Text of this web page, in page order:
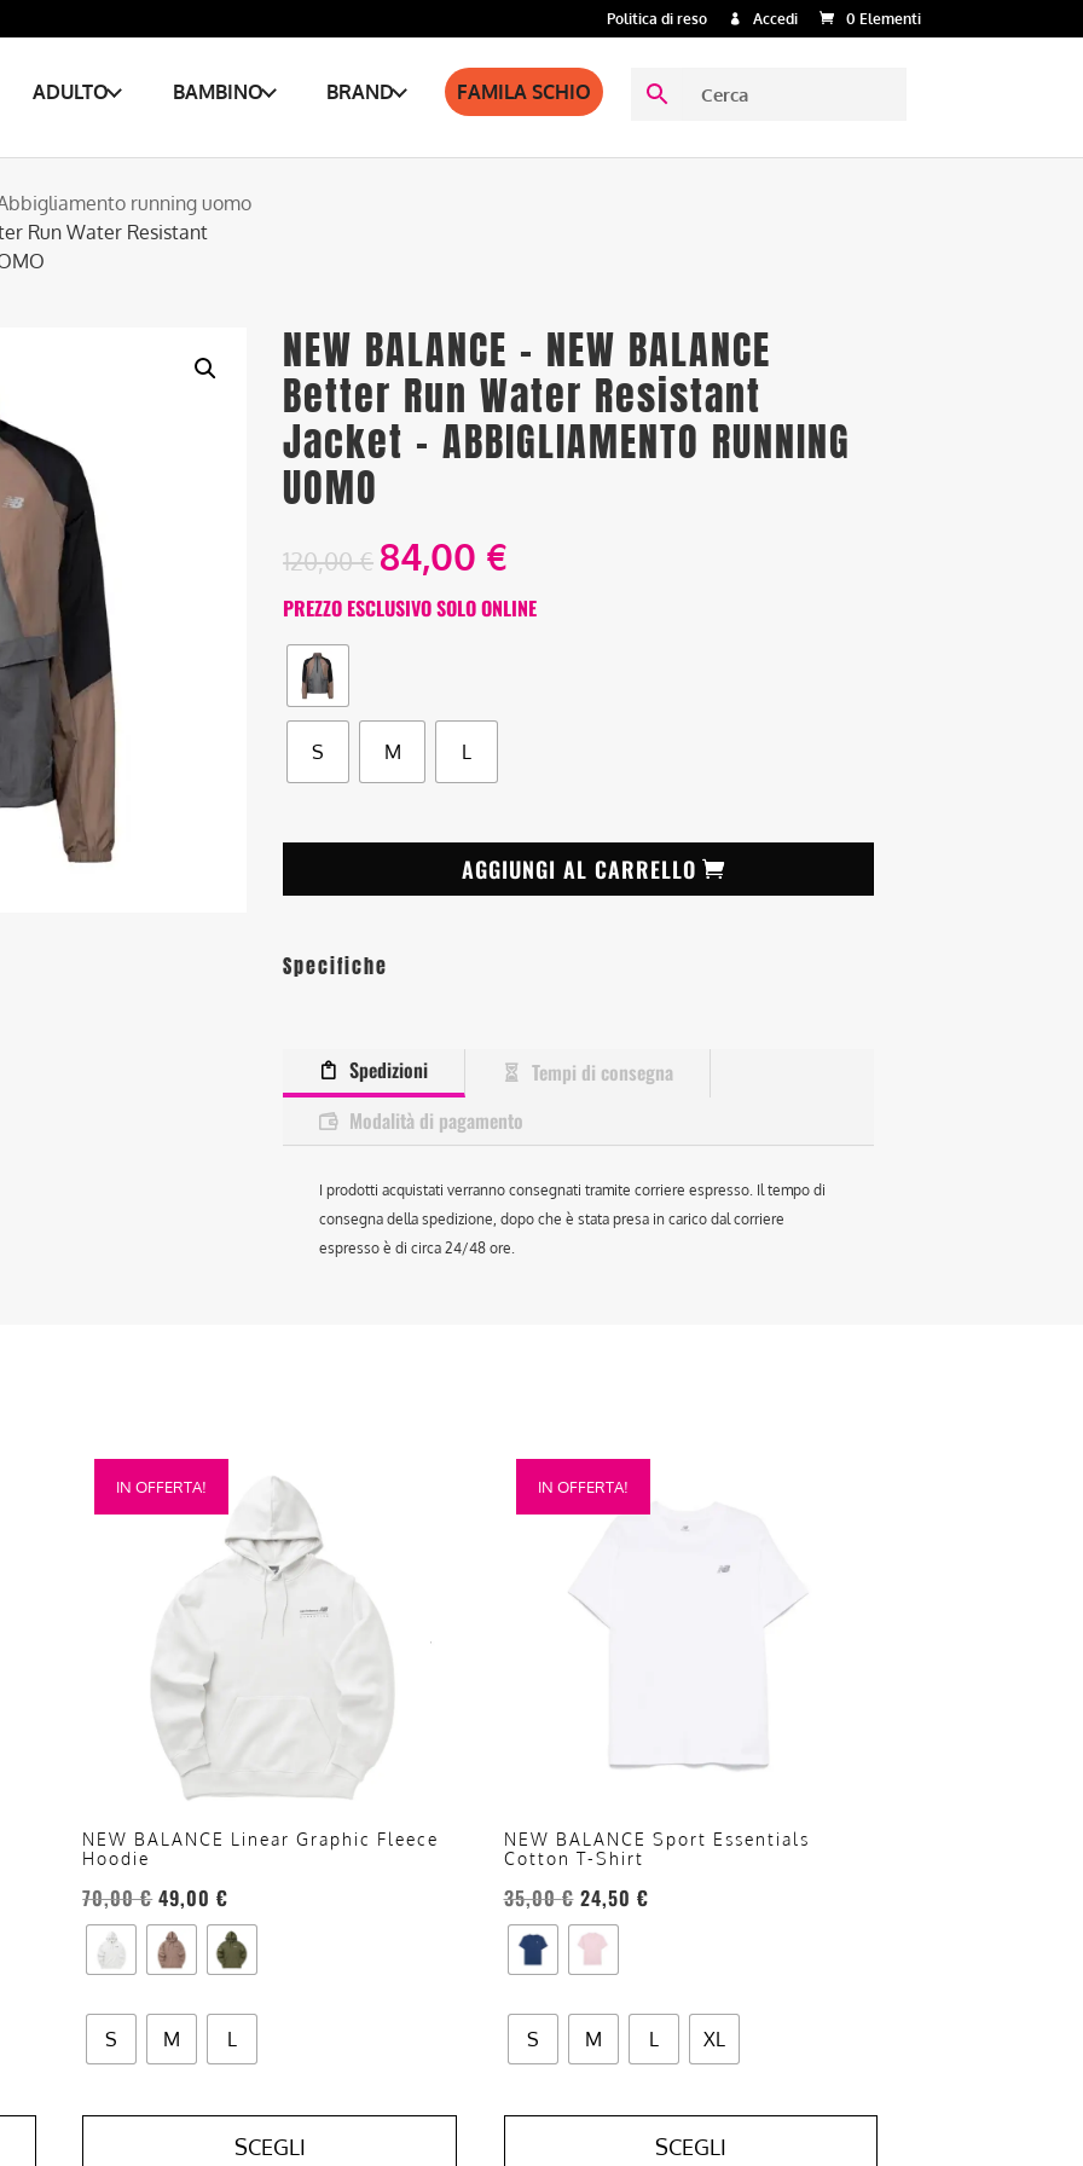
Politica di reso Accedi 0 Elementi
ADULTO BAMBINO BRAND FAMILA SCHIO
running uomo
Run Water Resistant
NEW BALANCE – NEW BALANCE
Better Run Water Resistant
Jacket – ABBIGLIAMENTO RUNNING
UOMO
120,00€ 84,00 €
PREZZO ESCLUSIVO SOLO ONLINE
S M L
AGGIUNGI AL CARRELLO
Specifiche
Spedizioni
Tempi di consegna
Modalità di pagamento
I prodotti acquistati verranno consegnati tramite corriere espresso. Il tempo di
consegna della spedizione, dopo che è stata presa in carico dal corriere
espresso è di circa 24/48 ore.
IN OFFERTA!
NEW BALANCE Linear Graphic Fleece
Hoodie
70,00€ 49,00€
S M L
SCEGLI
Questo
prodotto
del
prodotto
IN OFFERTA!
NEW BALANCE Sport Essentials
Cotton T-Shirt
35,00€ 24,50 €
S M L XL
SCEGLI
Questo
prodotto
varianti.
del
prodotto